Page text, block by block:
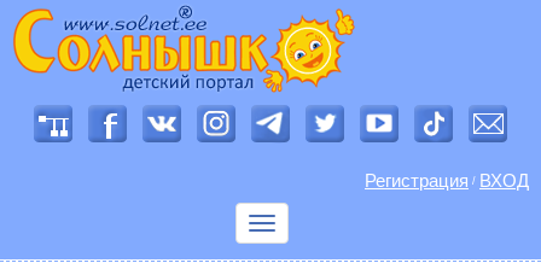
Регистрация / ВХОД
Показать